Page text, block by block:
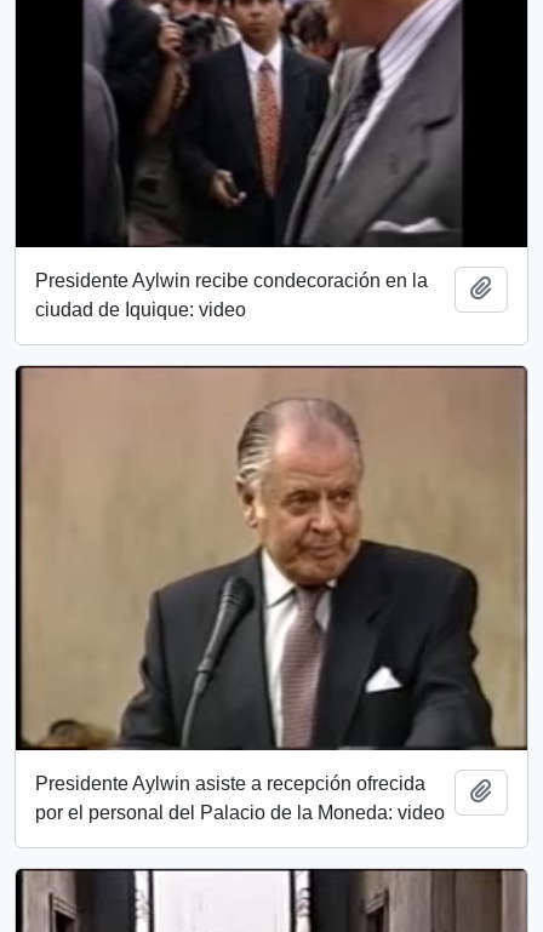
Presidente Aylwin recibe condecoración en la
ciudad de Iquique: video
Presidente Aylwin asiste a recepción ofrecida
por el personal del Palacio de la Moneda: video